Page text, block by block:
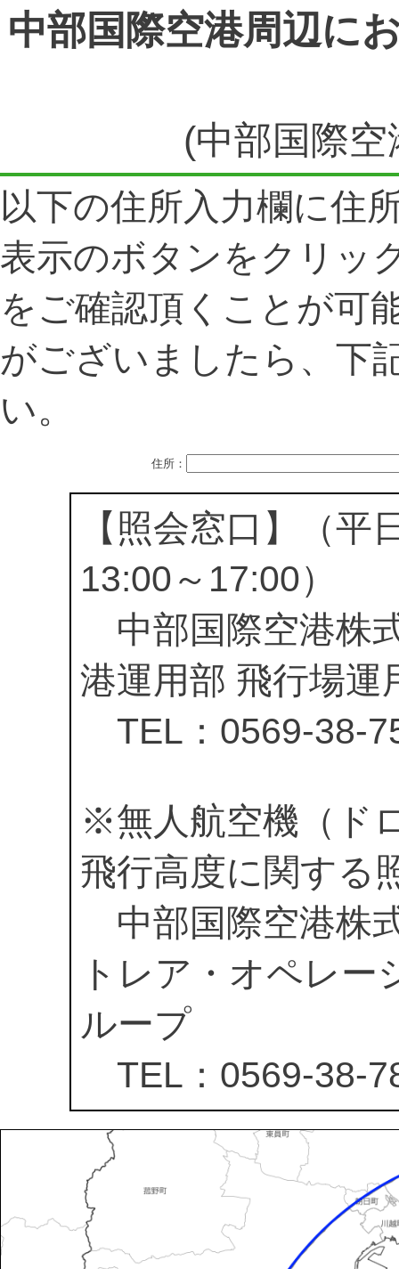
中部国際空港周辺に
(中部国際
以下の住所入力欄に住
表示のボタンをクリッ
をご確認頂くことが可
がございましたら、下
い。
住所：
【照会窓口】（平
13:00～17:00）
中部国際空港株
港運用部 飛行場運
TEL：0569-38-
※無人航空機（ド
飛行高度に関する
中部国際空港株
トレア・オペレ
ループ
TEL：0569-38-